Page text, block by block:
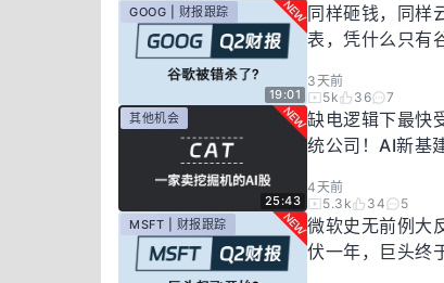
19:01
GOOG | 财报跟踪
同样砸钱，同样
表，凭什么只有
你谷歌真正的投
有多高！
3天前
5k
36 7
25:43
其他机会
缺电逻辑下最快
统公司！AI新基
4天前
5.3k
34 5
MSFT | 财报跟踪
微软史无前例大
伏一年，巨头终